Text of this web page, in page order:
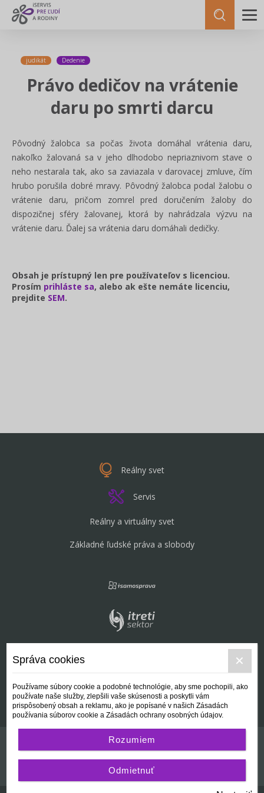
judikát Dedenie
Právo dedičov na vrátenie
daru po smrti darcu
Pôvodný žalobca sa počas života domáhal vrátenia daru,
nakoľko žalovaná sa v jeho dlhodobo nepriaznivom stave o
neho nestarala tak, ako sa zaviazala v darovacej zmluve, čím
hrubo porušila dobré mravy. Pôvodný žalobca podal žalobu o
vrátenie daru, pričom zomrel pred doručením žaloby do
dispozičnej sféry žalovanej, ktorá by nahrádzala výzvu na
vrátenie daru. Ďalej sa vrátenia daru domáhali dedičky.
Obsah je prístupný len pre používateľov s licenciou.
Prosím prihláste sa, alebo ak ešte nemáte licenciu,
prejdite SEM.
Reálny svet
Servis
Reálny a virtuálny svet
Základné ľudské práva a slobody
Kontakt
Všeobecné podmienky
Správa cookies
Používame súbory cookie a podobné technológie, aby sme pochopili, ako
používate naše služby, zlepšili vaše skúsenosti a poskytli vám
prispôsobený obsah a reklamu, ako je popísané v našich Zásadách
používania súborov cookie a Zásadách ochrany osobných údajov.
Rozumiem
Odmietnuť